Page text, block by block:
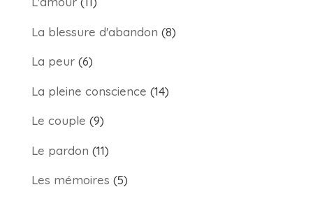
La blessure d'abandon (8)
La peur(6)
La pleine conscience (14)
Le couple (9)
Le pardon (11)
Les mémoires (5)